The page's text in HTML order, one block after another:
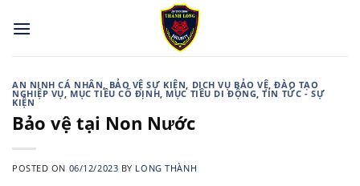
AN NINH CÁ NHÂN, BẢO VỆ SỰ KIỆN, DỊCH VỤ BẢO VỆ,ĐÀO TẠO
NGHIỆP VỤ, MỤC TIÊU CỐ ĐỊNH, MỤC TIÊU DI ĐỘNG,TIN TỨC - SỰ
KIỆN
Bảo vệ tại Non Nước
POSTED ON 06/12/2023 BY LONG THÀNH